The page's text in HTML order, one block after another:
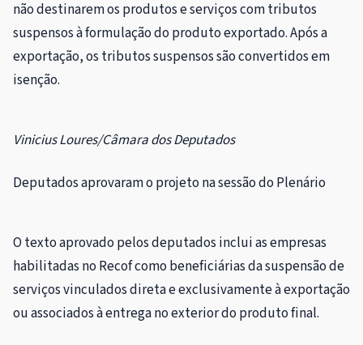
não destinarem os produtos e serviços com tributos
suspensos à formulação do produto exportado. Após a
exportação, os tributos suspensos são convertidos em
isenção.
Vinicius Loures/Câmara dos Deputados
Deputados aprovaram o projeto na sessão do Plenário
O texto aprovado pelos deputados inclui as empresas
habilitadas no Recof como beneficiárias da suspensão de
serviços vinculados direta e exclusivamente à exportação
ou associados à entrega no exterior do produto final.